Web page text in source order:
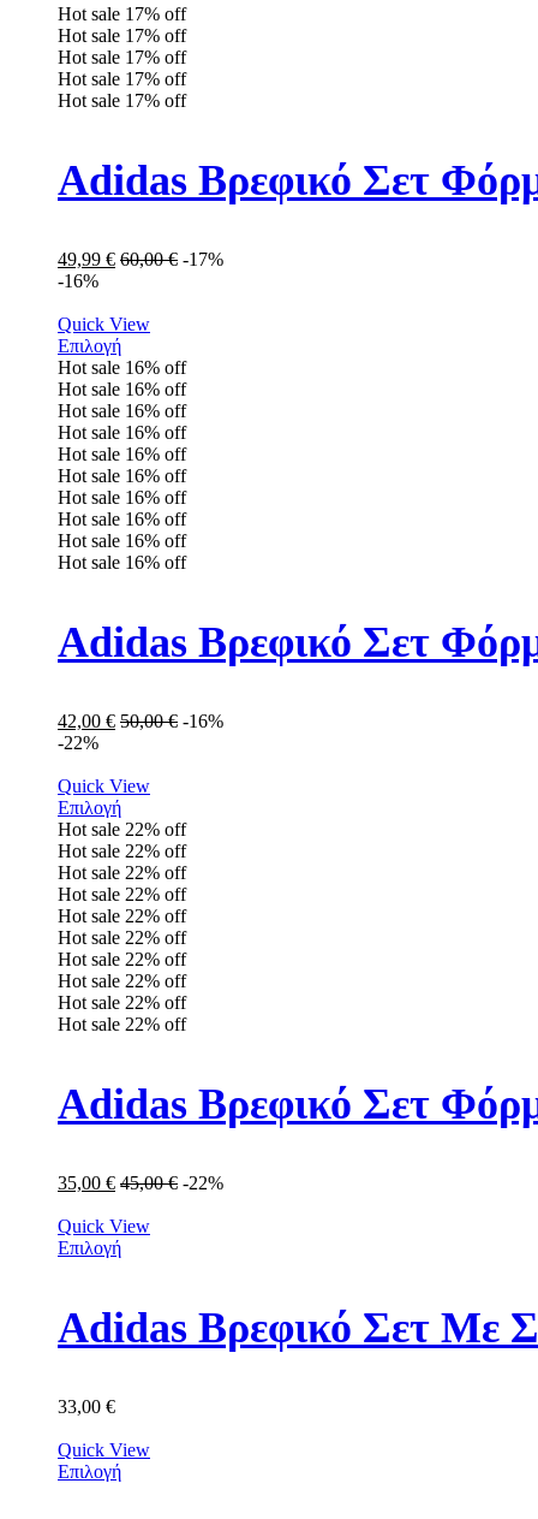
Hot sale 17% off
Hot sale 17% off
Hot sale 17% off
Hot sale 17% off
Hot sale 17% off
Adidas Βρεφικό Σετ
49,99 € 60,00€ -17%
-16%
Quick View
Επιλογή
Hot sale 16% off
Hot sale 16% off
Hot sale 16% off
Hot sale 16% off
Hot sale 16% off
Hot sale 16% off
Hot sale 16% off
Hot sale 16% off
Hot sale 16% off
Hot sale 16% off
Adidas Βρεφικό Σετ
42,00 € 50,00€ -16%
-22%
Quick View
Επιλογή
Hot sale 22% off
Hot sale 22% off
Hot sale 22% off
Hot sale 22% off
Hot sale 22% off
Hot sale 22% off
Hot sale 22% off
Hot sale 22% off
Hot sale 22% off
Hot sale 22% off
Adidas Βρεφικό Σετ
35,00 € 45,00€ -22%
Quick View
Επιλογή
Adidas Βρεφικό Σετ Με
33,00 €
Quick View
Επιλογή